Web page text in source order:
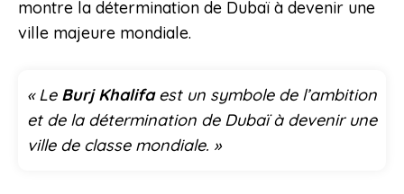
montre la détermination de Dubaï à devenir une
ville majeure mondiale.
« Le Burj Khalifaest un symbole de l’ambition
et de la détermination de Dubaï à devenir une
ville de classe mondiale. »